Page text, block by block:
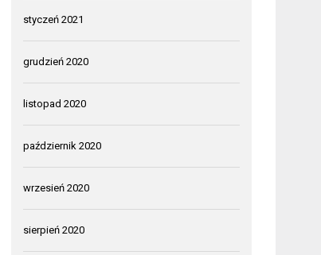
styczeń 2021
grudzień 2020
listopad 2020
październik 2020
wrzesień 2020
sierpień 2020